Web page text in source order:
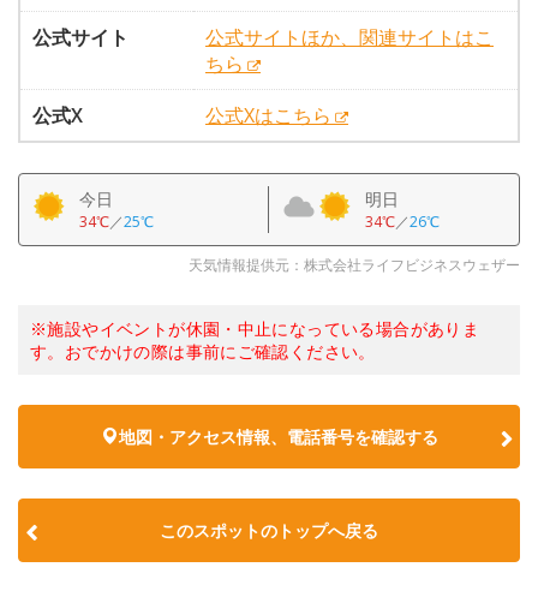
公式サイト
公式サイトほか、関連サイトはこ
ちら
公式X
公式Xはこちら
今日
34℃／25℃
明日
34℃／26℃
天気情報提供元：株式会社ライフビジネスウェザー
※施設やイベントが休園・中止になっている場合がありま
す。おでかけの際は事前にご確認ください。
地図・アクセス情報、電話番号を確認する
このスポットのトップへ戻る